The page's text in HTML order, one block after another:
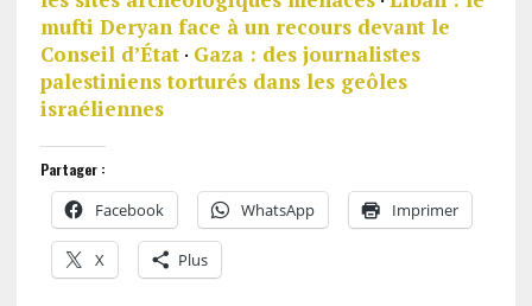
mufti Deryan face à un recours devant le
Conseil d’État· Gaza : des journalistes
palestiniens torturés dans les geôles
israéliennes
Partager :
Facebook WhatsApp Imprimer
X Plus